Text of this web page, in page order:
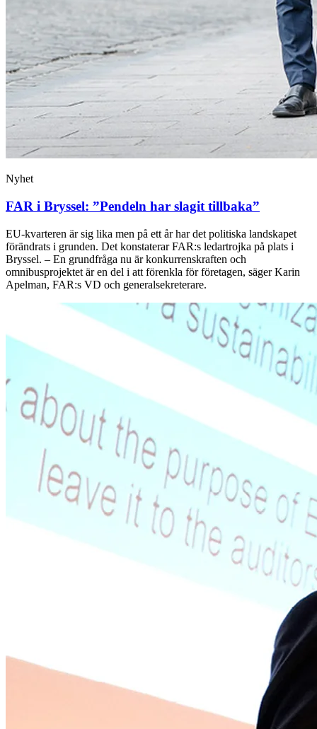
Nyhet
FAR i Bryssel: ”Pendeln har slagit tillbaka”
EU-kvarteren är sig lika men på ett år har det politiska landskapet
förändrats i grunden. Det konstaterar FAR:s ledartrojka på plats i
Bryssel. – En grundfråga nu är konkurrenskraften och
omnibusprojektet är en del i att förenkla för företagen, säger Karin
Apelman, FAR:s VD och generalsekreterare.